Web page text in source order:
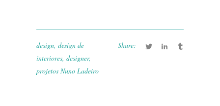
design, design de
interiores, designer,
projetos Nuno Ladeiro
Share: